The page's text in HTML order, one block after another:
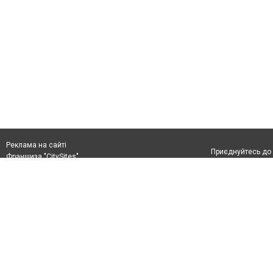
Реклама на сайті
Франшиза "CitySites"
Приєднуйтесь до